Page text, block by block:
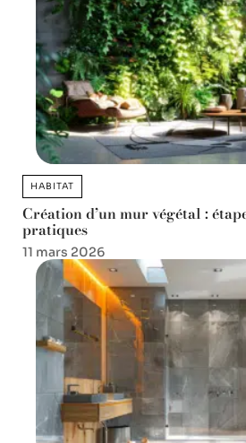
HABITAT
Création d’un mur végétal :
pratiques
11 mars 2026